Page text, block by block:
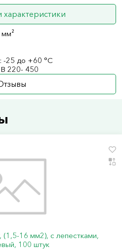
-25 до +60 °С
220- 450
16 мм2), с лепестками,
100 штук